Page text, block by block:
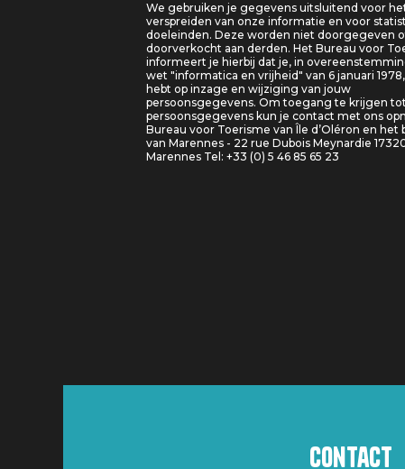
We gebruiken je gegevens uitsluitend voor
verspreiden van onze informatie en voor
doeleinden. Deze worden niet doorgegeven
doorverkocht aan derden. Het Bureau voor
informeert je hierbij dat je, in
wet "informatica en vrijheid" van 6 januari
hebt op inzage en wijziging van jouw
persoonsgegevens. Om toegang te krijgen
persoonsgegevens kun je contact met ons
Bureau voor Toerisme van Île d’Oléron en het
van Marennes - 22 rue Dubois Meynardie
Marennes Tel: +33 (0) 5 46 85 65 23
Contact